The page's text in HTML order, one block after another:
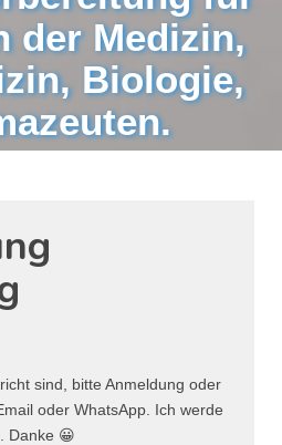
der Medizin,
Biologie,
sind, bitte Anmeldung oder
oder WhatsApp. Ich werde
Danke 😀